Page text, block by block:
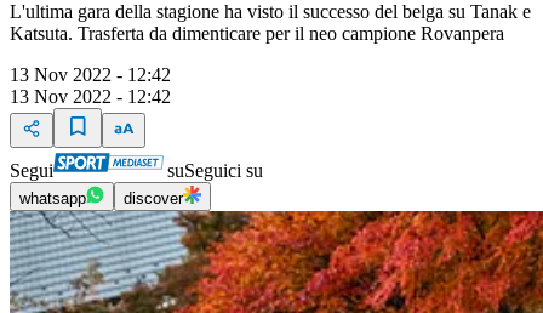
L'ultima gara della stagione ha visto il successo del belga su Tanak e
Katsuta. Trasferta da dimenticare per il neo campione Rovanpera
13 Nov 2022 - 12:42
13 Nov 2022 - 12:42
Segui suSeguici su
whatsapp discover